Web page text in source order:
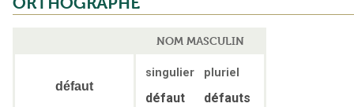
NOM MASCULIN
défaut
singulier pluriel
défaut défauts